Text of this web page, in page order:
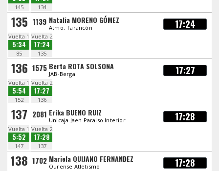
145 134
135 1139 Natalia MORENO GÓMEZ
Atmo. Tarancón 17:24
Vuelta 1
5:34
85
Vuelta 2
17:24
135
136 1575 Berta ROTA SOLSONA
JAB-Berga 17:27
Vuelta 1
5:54
152
Vuelta 2
17:27
136
137 2081 Erika BUENO RUIZ
Unicaja Jaen Paraiso Interior 17:28
Vuelta 1
5:52
147
Vuelta 2
17:28
137
138 1702 Mariela QUIJANO FERNANDEZ
Ourense Atletismo 17:28